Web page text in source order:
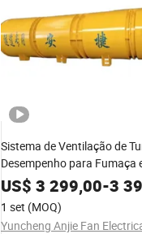
Sistema de Ventilação de
Desempenho para Fumaça
US$ 3 299,00-3
1 set (MOQ)
Yuncheng Anjie Fan